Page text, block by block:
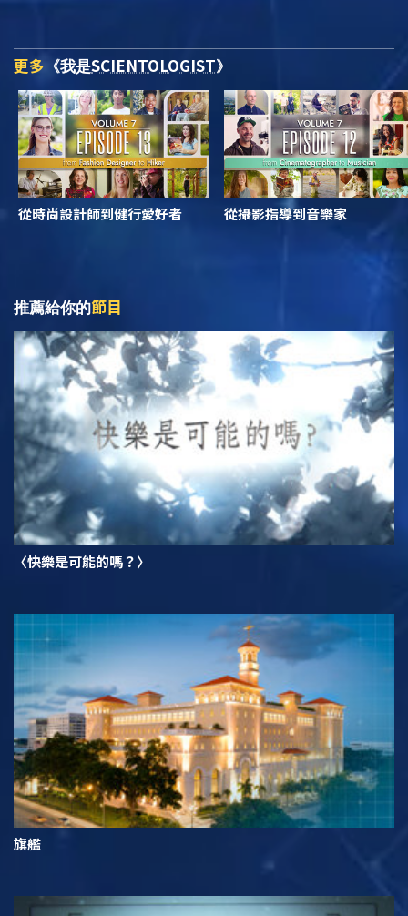
更多 《我是SCIENTOLOGIST》
從時尚設計師到健行愛好者 從攝影指導到音樂家
推薦給你的節目
〈快樂是可能的嗎？〉
旗艦